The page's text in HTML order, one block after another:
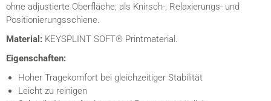
ohne adjustierte Oberfläche; als Knirsch-, Relaxierungs- und
Positionierungsschiene.
Material: KEYSPLINT SOFT® Printmaterial.
Eigenschaften:
Hoher Tragekomfort bei gleichzeitiger Stabilität
Leicht zu reinigen